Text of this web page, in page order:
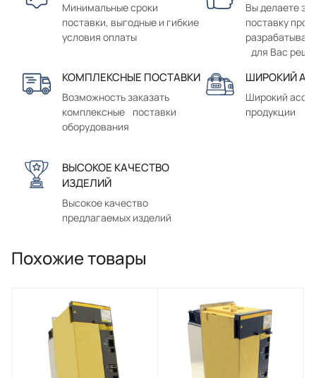
Минимальные сроки
поставки, выгодные и гибкие
условия оплаты
Вы делаете
поставку
для Вас
КОМПЛЕКСНЫЕ ПОСТАВКИ
Возможность заказать
комплексные поставки
оборудования
ШИРОКИЙ
Широкий
продукции
ВЫСОКОЕ КАЧЕСТВО
ИЗДЕЛИЙ
Высокое качество
предлагаемых изделий
Похожие товары